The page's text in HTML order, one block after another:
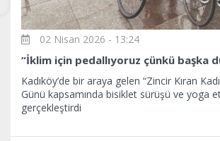
02 Nisan 2026 - 13:24
“İklim için pedallıyoruz çünkü başka
Kadıköy’de bir araya gelen “Zincir Kıran
Günü kapsamında bisiklet sürüşü ve yoga
gerçekleştirdi